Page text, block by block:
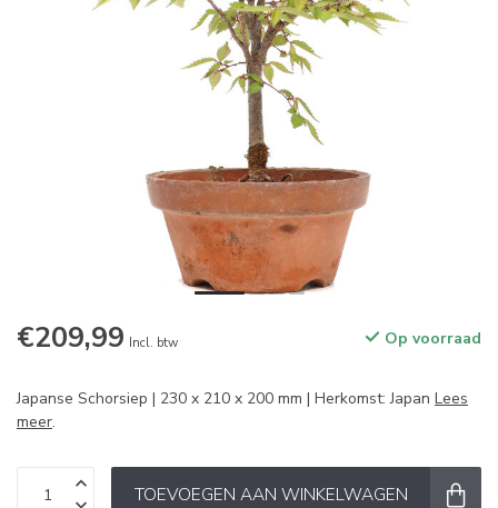
€209,99 Incl. btw Op voorraad
Japanse Schorsiep | 230 x 210 x 200 mm | Herkomst: Japan Lees
meer.
TOEVOEGEN AAN WINKELWAGEN